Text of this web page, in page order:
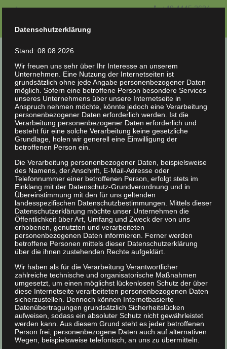
Impressum
+49 4445 2624
Die FirmaNeuhaus Dämmtechnikwurde im Jahre
1990 durch den Inhaber Herrn Markus Neuhaus
gegründet. Durch laufendeZertifizierungsmaßnahmen
und Produkterweiterungensind wir heute in der Lage,
Ihnen die modernsten und gefragtesten
Dämmstoffeanzubieten und mittelsEinblasmaschine
fachgerecht zu verarbeiten.
Dämmstoffe
Wir verarbeiten u.a. folgende Dämmstoffe
Zellulose
Holzweichfaser
Steinwolle
EPS (Expandiertes Polystyrol)
Datenschutzerklärung
Stand: 08.08.2026
Wir freuen uns sehr über Ihr Interesse an unserem
Unternehmen. Eine Nutzung der Internetseiten ist
grundsätzlich ohne jede Angabe personenbezogener Daten
möglich. Sofern eine betroffene Person besondere Services
unseres Unternehmens über unsere Internetseite in
Anspruch nehmen möchte, könnte jedoch eine Verarbeitung
personenbezogener Daten erforderlich werden. Ist die
Verarbeitung personenbezogener Daten erforderlich und
besteht für eine solche Verarbeitung keine gesetzliche
Grundlage, holen wir generell eine Einwilligung der
betroffenen Person ein.
Die Verarbeitung personenbezogener Daten, beispielsweise
des Namens, der Anschrift, E-Mail-Adresse oder
Telefonnummer einer betroffenen Person, erfolgt stets im
Einklang mit der Datenschutz-Grundverordnung und in
Übereinstimmung mit den für uns geltenden
landesspezifischen Datenschutzbestimmungen. Mittels dieser
Datenschutzerklärung möchte unser Unternehmen die
Öffentlichkeit über Art, Umfang und Zweck der von uns
erhobenen, genutzten und verarbeiteten
personenbezogenen Daten informieren. Ferner werden
betroffene Personen mittels dieser Datenschutzerklärung
über die ihnen zustehenden Rechte aufgeklärt.
Wir haben als für die Verarbeitung Verantwortlicher
zahlreiche technische und organisatorische Maßnahmen
umgesetzt, um einen möglichst lückenlosen Schutz der über
diese Internetseite verarbeiteten personenbezogenen Daten
sicherzustellen. Dennoch können Internetbasierte
Datenübertragungen grundsätzlich Sicherheitslücken
aufweisen, sodass ein absoluter Schutz nicht gewährleistet
werden kann. Aus diesem Grund steht es jeder betroffenen
Person frei, personenbezogene Daten auch auf alternativen
Wegen, beispielsweise telefonisch, an uns zu übermitteln.